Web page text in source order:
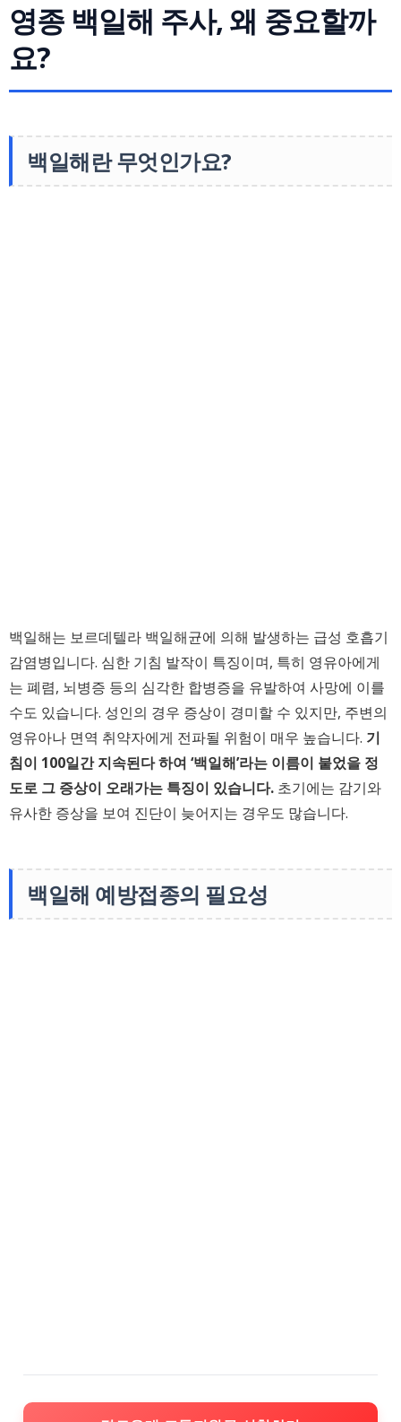
영종 백일해 주사, 왜 중요할까
요?
백일해란 무엇인가요?
백일해는 보르데텔라 백일해균에 의해 발생하는 급성 호흡기
감염병입니다. 심한 기침 발작이 특징이며, 특히 영유아에게
는 폐렴, 뇌병증 등의 심각한 합병증을 유발하여 사망에 이를
수도 있습니다. 성인의 경우 증상이 경미할 수 있지만, 주변의
영유아나 면역 취약자에게 전파될 위험이 매우 높습니다. 기
침이 100일간 지속된다 하여 ‘백일해’라는 이름이 붙었을 정
도로 그 증상이 오래가는 특징이 있습니다. 초기에는 감기와
유사한 증상을 보여 진단이 늦어지는 경우도 많습니다.
백일해 예방접종의 필요성